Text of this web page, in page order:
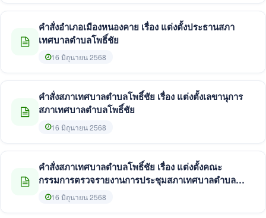
คำสั่งอำเภอเมืองหนองคาย เรื่อง แต่งตั้งประธานสภา
เทศบาลตำบลโพธิ์ชัย
16 มิถุนายน 2568
คำสั่งสภาเทศบาลตำบลโพธิ์ชัย เรื่อง แต่งตั้งเลขานุการ
สภาเทศบาลตำบลโพธิ์ชัย
16 มิถุนายน 2568
คำสั่งสภาเทศบาลตำบลโพธิ์ชัย เรื่อง แต่งตั้งคณะ
กรรมการตรวจรายงานการประชุมสภาเทศบาลตำบล
โพธิ์ชัย
16 มิถุนายน 2568